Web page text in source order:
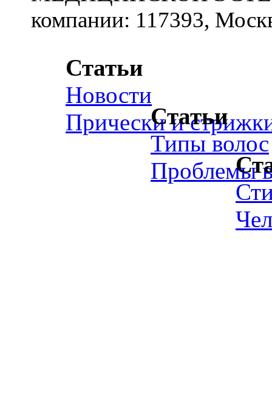
компании: 117393,
Статьи
Новости
Прически иСтатьи
Типы волос
Проблемы